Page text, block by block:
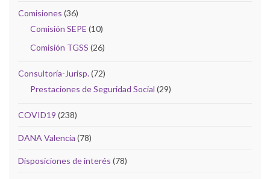
Comisiones (36)
Comisión SEPE (10)
Comisión TGSS (26)
Consultoría-Jurisp.(72)
Prestaciones de Seguridad Social (29)
COVID19 (238)
DANA Valencia (78)
Disposiciones de interés (78)